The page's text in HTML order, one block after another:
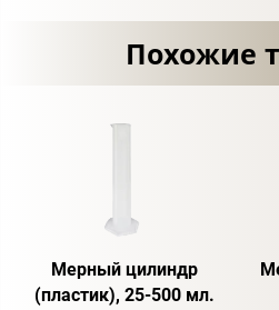
Похожие
Мерный цилиндр
(пластик), 25-500 мл.